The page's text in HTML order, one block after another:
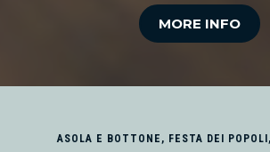
MORE INFO
ASOLA E BOTTONE , FESTA DEI POPOLI ,